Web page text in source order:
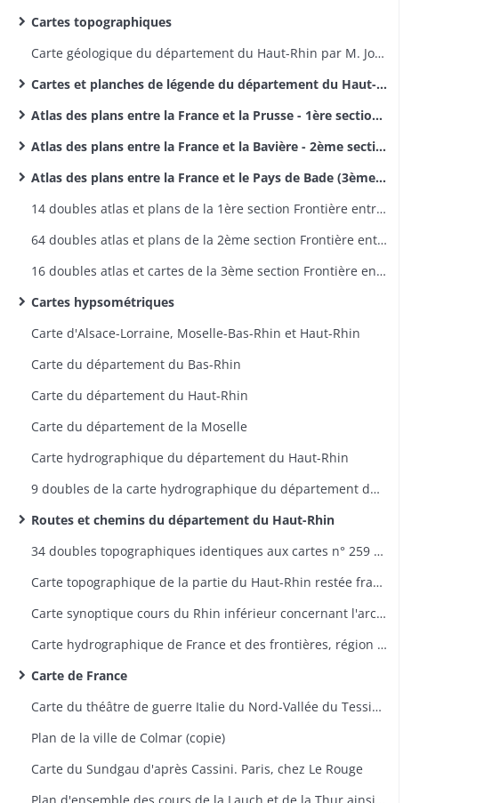
Cartes topographiques
Carte géologique du département du Haut-Rhin par M. Jos. Koechlin-Schlumberger
Cartes et planches de légende du département du Haut-Rhin par M. Jos. Koechlin-Schlumberger
Atlas des plans entre la France et la Prusse - 1ère section des délimitations des frontières entre la France et l'Allemagne
Atlas des plans entre la France et la Bavière - 2ème section des délimitations entre la France et l'Allemagne
Atlas des plans entre la France et le Pays de Bade (3ème section des délimitations de frontières entre la France et l'Allemagne
14 doubles atlas et plans de la 1ère section Frontière entre la France et la Prusse - plans 1 à 9
64 doubles atlas et plans de la 2ème section Frontière entre la France et la Bavière - plans 1 à 60
16 doubles atlas et cartes de la 3ème section Frontière entre la France et le Pays de Bade - plans 1 à 12
Cartes hypsométriques
Carte d'Alsace-Lorraine, Moselle-Bas-Rhin et Haut-Rhin
Carte du département du Bas-Rhin
Carte du département du Haut-Rhin
Carte du département de la Moselle
Carte hydrographique du département du Haut-Rhin
9 doubles de la carte hydrographique du département du Haut-Rhin
Routes et chemins du département du Haut-Rhin
34 doubles topographiques identiques aux cartes n° 259 à 298
Carte topographique de la partie du Haut-Rhin restée française avec indication des travaux du siège de Belfort 1870-1871
Carte synoptique cours du Rhin inférieur concernant l'archevêché de Mayence, Trèves et Palatinat Rhénan
Carte hydrographique de France et des frontières, région de Saverne
Carte de France
Carte du théâtre de guerre Italie du Nord-Vallée du Tessin 1859
Plan de la ville de Colmar (copie)
Carte du Sundgau d'après Cassini. Paris, chez Le Rouge